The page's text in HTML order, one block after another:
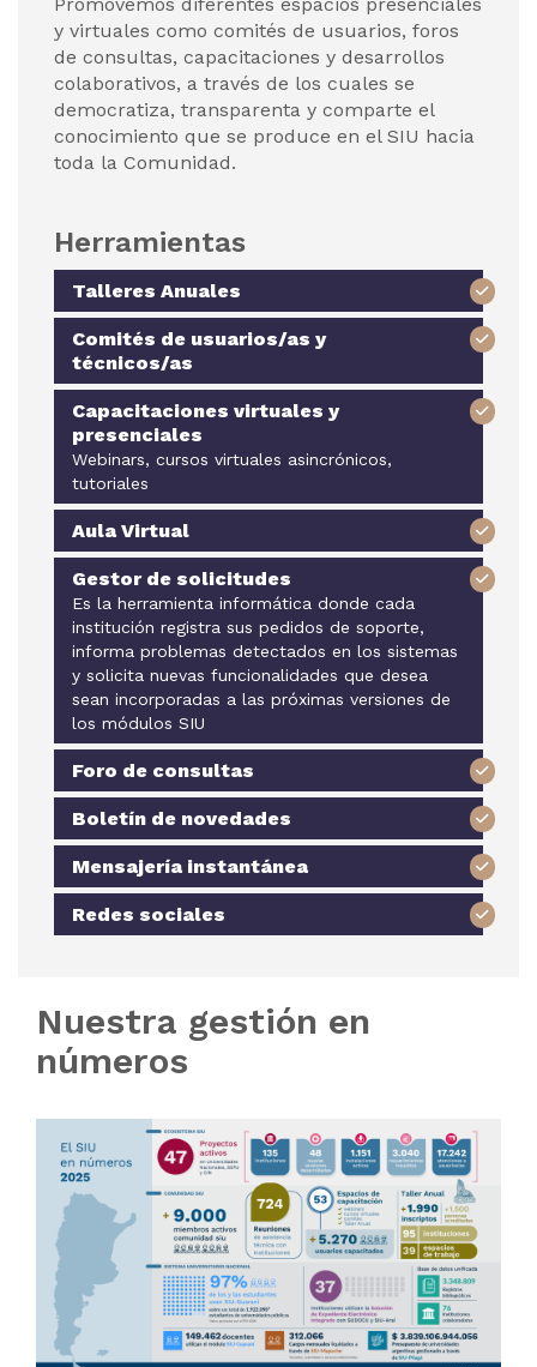
y virtuales como comités de usuarios, foros
de consultas, capacitaciones y desarrollos
colaborativos, a través de los cuales se
democratiza, transparenta y comparte el
conocimiento que se produce en el SIU hacia
toda la Comunidad.
Herramientas
Talleres Anuales
Comités de usuarios/as y
técnicos/as
Capacitaciones virtuales y
presenciales
Webinars, cursos virtuales asincrónicos,
tutoriales
Aula Virtual
Gestor de solicitudes
Es la herramienta informática donde cada
institución registra sus pedidos de soporte,
informa problemas detectados en los sistemas
y solicita nuevas funcionalidades que desea
sean incorporadas a las próximas versiones de
los módulos SIU
Foro de consultas
Boletín de novedades
Mensajería instantánea
Redes sociales
Nuestra gestión en
números